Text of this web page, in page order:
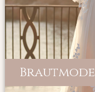
Brautmode